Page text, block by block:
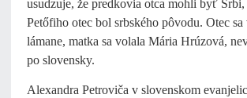
usudzuje, že predkovia otca mohli byť
Petőfiho otec bol srbského pôvodu. Otec
lámane, matka sa volala Mária Hrúzová,
po slovensky.
Alexandra Petroviča v slovenskom